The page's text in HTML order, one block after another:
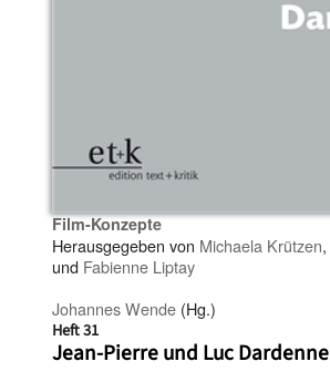
Film-Konzepte
Herausgegeben von Michaela Krützen,
und Fabienne Liptay
Johannes Wende (Hg.)
Heft 31
Jean-Pierre und Luc Dardenne